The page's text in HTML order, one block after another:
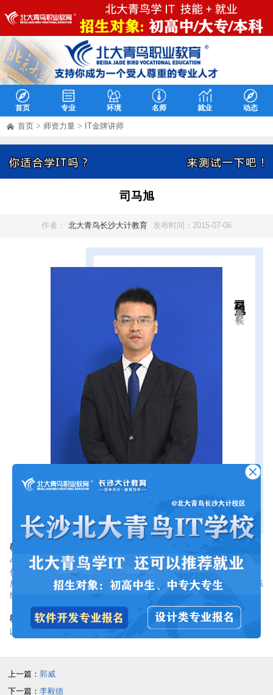
首页 专业 环境 名师 就业 动态
首页> 师资力量> IT金牌讲师
司马旭
作者： 北大青鸟长沙大计教育 发布时间：2015-07-06
教务处处长
教学经验：
4年行业经验，15年教学经验。参与内蒙古人民银行资产管理系统、北广
传媒城市电视管理系统、贵州省政府OA办公自动化改造项目、天下旅交
所交易平台等项目的开发；任职安博教育集团期间，参与公司内部信息系
统、在线考试系统、公司网站、OA办公自动化系统的研发。
教学理念：
以智慧教书，用情感育人。
上一篇： 郭威
下一篇： 李毅德